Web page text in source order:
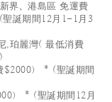
界、港島區 免運費
誕期間12月1-1月3
,珀麗灣( 最低消費
$2000） * (聖誕期間
） * (聖誕期間12月